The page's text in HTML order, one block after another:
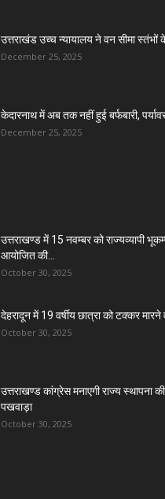
उत्तराखंड उच्च न्यायालय ने वन सीमा स्तंभों
December 25, 2025
केदारनाथ में अब तक नहीं हुई बर्फबारी,
December 25, 2025
उत्तराखण्ड में 15 नवम्बर को राज्यव्यापी
आयोजित की...
October 30, 2025
देहरादून में 19 वर्षीय छात्रा को टक्कर मारने
October 30, 2025
उत्तराखण्ड कांग्रेस मनाएगी राज्य स्थापना
पखवाड़ा
October 30, 2025